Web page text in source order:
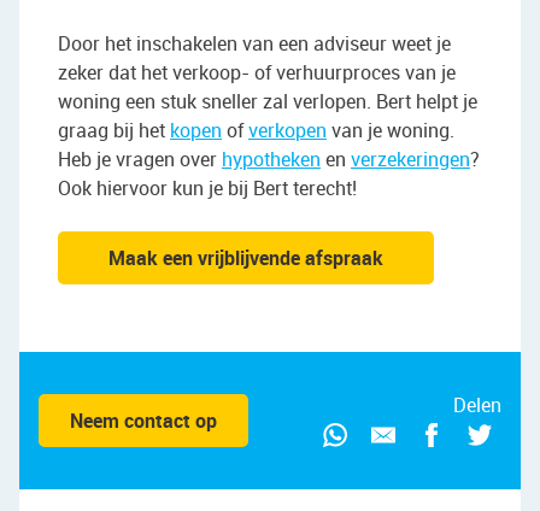
Door het inschakelen van een adviseur weet je
zeker dat het verkoop- of verhuurproces van je
woning een stuk sneller zal verlopen. Bert helpt je
graag bij het kopen ofverkopen van je woning.
Heb je vragen over hypotheken en verzekeringen?
Ook hiervoor kun je bij Bert terecht!
Maak een vrijblijvende afspraak
Neem contact op
Delen